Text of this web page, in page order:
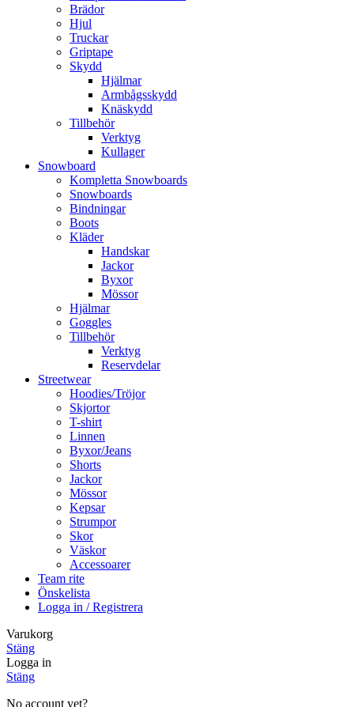
Brädor
Hjul
Truckar
Griptape
Skydd
Hjälmar
Armbågsskydd
Knäskydd
Tillbehör
Verktyg
Kullager
Snowboard
Kompletta Snowboards
Snowboards
Bindningar
Boots
Kläder
Handskar
Jackor
Byxor
Mössor
Hjälmar
Goggles
Tillbehör
Verktyg
Reservdelar
Streetwear
Hoodies/Tröjor
Skjortor
T-shirt
Linnen
Byxor/Jeans
Shorts
Jackor
Mössor
Kepsar
Strumpor
Skor
Väskor
Accessoarer
Team rite
Önskelista
Logga in / Registrera
Varukorg
Stäng
Logga in
Stäng
No account yet?